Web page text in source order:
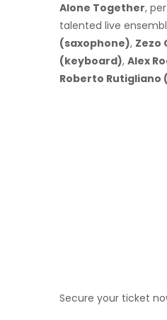
Alone Together,
talented live
(saxophone), Zezo
(keyboard), Alex
Roberto Rutigliano
Secure your ticket